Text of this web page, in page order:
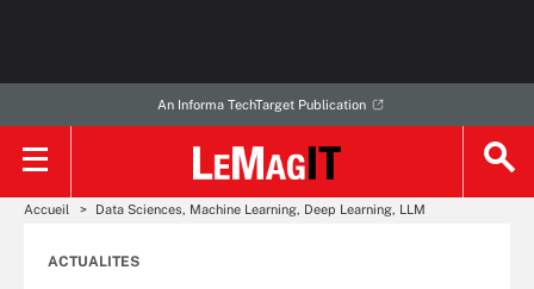
An Informa TechTarget Publication
Accueil Data Sciences, Machine Learning, Deep Learning, LLM
ACTUALITES